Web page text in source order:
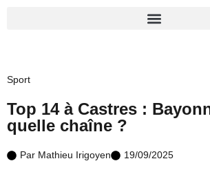
Sport
Top 14 à Castres :
quelle chaîne ?
Par Mathieu Irigoyen 19/09/2025